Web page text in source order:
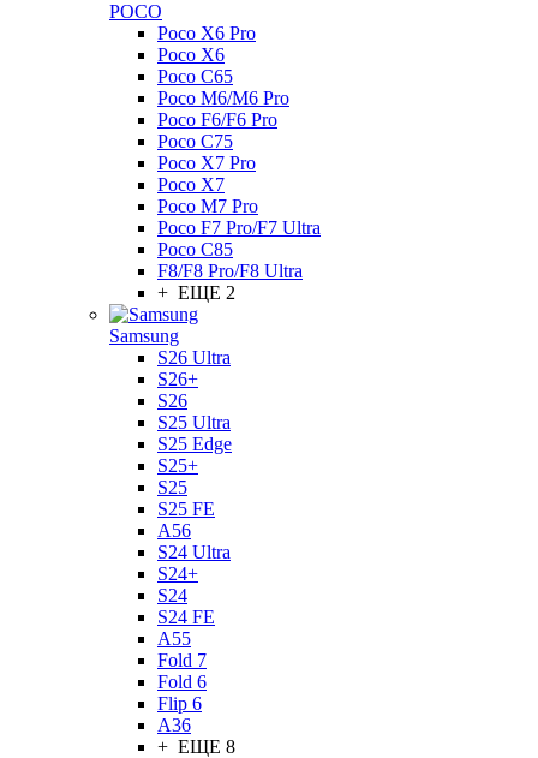
POCO
Poco X6 Pro
Poco X6
Poco C65
Poco M6/M6 Pro
Poco F6/F6 Pro
Poco C75
Poco X7 Pro
Poco X7
Poco M7 Pro
Poco F7 Pro/F7 Ultra
Poco C85
F8/F8 Pro/F8 Ultra
+ ЕЩЕ 2
Samsung
S26 Ultra
S26+
S26
S25 Ultra
S25 Edge
S25+
S25
S25 FE
A56
S24 Ultra
S24+
S24
S24 FE
A55
Fold 7
Fold 6
Flip 6
A36
+ ЕЩЕ 8